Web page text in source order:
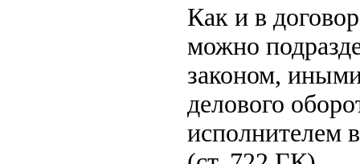
Как и в
можно
законом,
делового
исполнителем